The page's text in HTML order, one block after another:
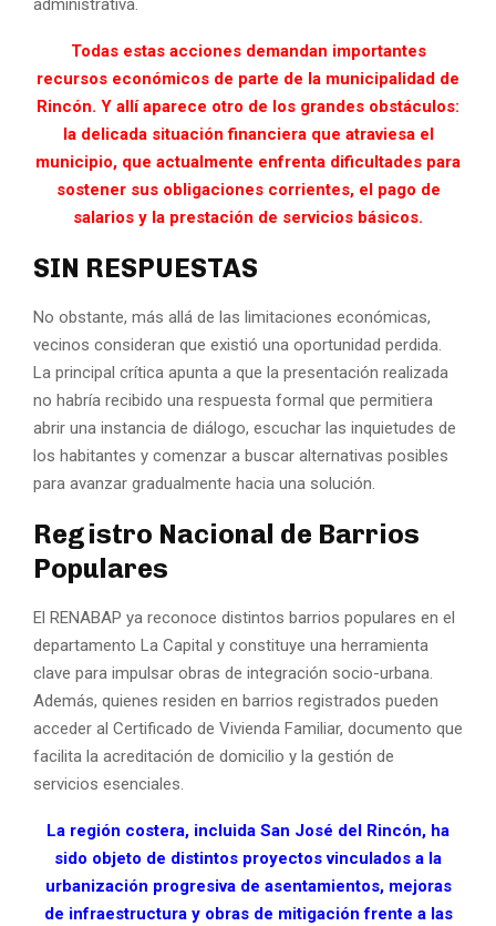
administrativa.
Todas estas acciones demandan importantes
recursos económicos de parte de la municipalidad de
Rincón. Y allí aparece otro de los grandes obstáculos:
la delicada situación financiera que atraviesa el
municipio, que actualmente enfrenta dificultades para
sostener sus obligaciones corrientes, el pago de
salarios y la prestación de servicios básicos.
SIN RESPUESTAS
No obstante, más allá de las limitaciones económicas,
vecinos consideran que existió una oportunidad perdida.
La principal crítica apunta a que la presentación realizada
no habría recibido una respuesta formal que permitiera
abrir una instancia de diálogo, escuchar las inquietudes de
los habitantes y comenzar a buscar alternativas posibles
para avanzar gradualmente hacia una solución.
Registro Nacional de Barrios
Populares
El RENABAP ya reconoce distintos barrios populares en el
departamento La Capital y constituye una herramienta
clave para impulsar obras de integración socio-urbana.
Además, quienes residen en barrios registrados pueden
acceder al Certificado de Vivienda Familiar, documento que
facilita la acreditación de domicilio y la gestión de
servicios esenciales.
La región costera, incluida San José del Rincón, ha
sido objeto de distintos proyectos vinculados a la
urbanización progresiva de asentamientos, mejoras
de infraestructura y obras de mitigación frente a las